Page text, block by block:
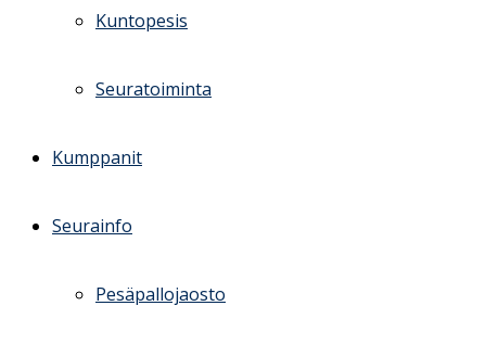
Kuntopesis
Seuratoiminta
Kumppanit
Seurainfo
Pesäpallojaosto